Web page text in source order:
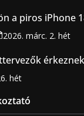
a piros iPhone
2026. márc. 2. hét
hét